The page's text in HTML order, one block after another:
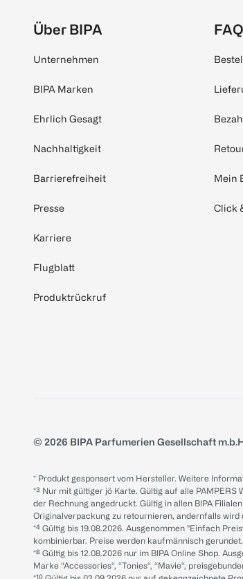
Über BIPA
Unternehmen
BIPA Marken
Ehrlich Gesagt
Nachhaltigkeit
Barrierefreiheit
Presse
Karriere
Flugblatt
Produktrückruf
FAQ
Mein
Click
© 2026 BIPA Parfumerien Gesellschaft
* Produkt gesponsert vom Hersteller. Weitere
*³ Nur mit gültiger jö Karte. Gültig auf alle
der Rechnung angedruckt. Gültig in allen BIPA
Originalverpackung zu retournieren, andernfalls wird
*⁴ Gültig bis 19.08.2026. Ausgenommen "Einfach
kombinierbar. Preise werden kaufmännisch
*⁸ Gültig bis 12.08.2026 nur im BIPA Online Shop.
Marke “Accessories“, “Tonies“, “Mavie“,